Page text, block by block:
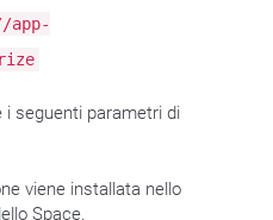
app-
i seguenti parametri di
viene installata nello
Space.